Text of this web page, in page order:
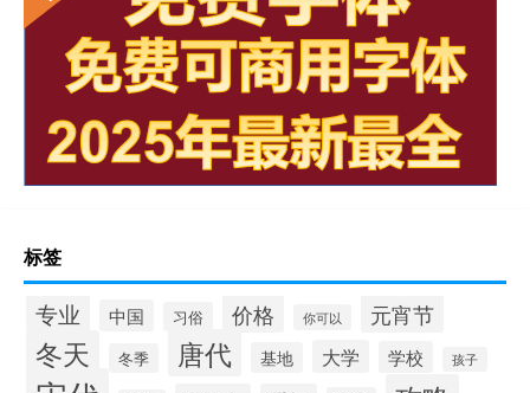
标签
专业 中国 习俗 价格 你可以 元宵节
冬天 冬季 唐代 基地 大学 学校 孩子